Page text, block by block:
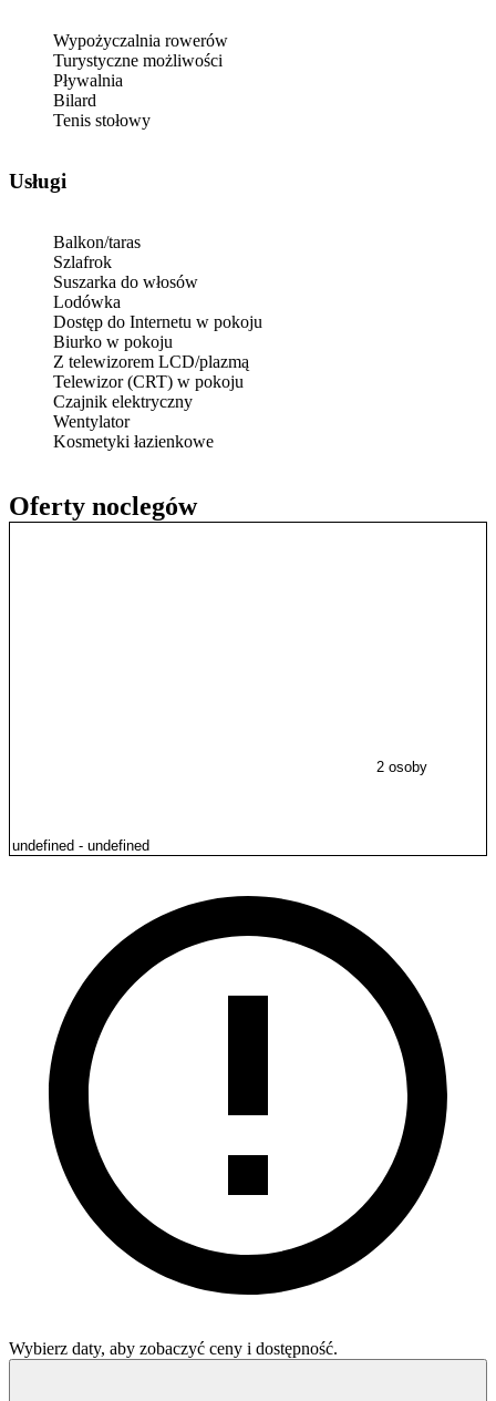
Oferty noclegów
2 osoby
Wybierz daty, aby zobaczyć ceny i dostępność.
Wypożyczalnia rowerów
Turystyczne możliwości
Pływalnia
Bilard
Tenis stołowy
Usługi
Balkon/taras
Szlafrok
Suszarka do włosów
Lodówka
Dostęp do Internetu w pokoju
Biurko w pokoju
Z telewizorem LCD/plazmą
Telewizor (CRT) w pokoju
Czajnik elektryczny
Wentylator
Kosmetyki łazienkowe